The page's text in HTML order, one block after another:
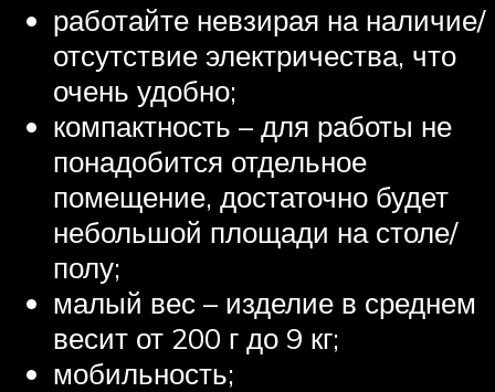
работайте невзирая на наличие/
отсутствие электричества, что
очень удобно;
компактность – для работы не
понадобится отдельное
помещение, достаточно будет
небольшой площади на столе/
полу;
малый вес – изделие в среднем
весит от 200 г до 9 кг;
мобильность;